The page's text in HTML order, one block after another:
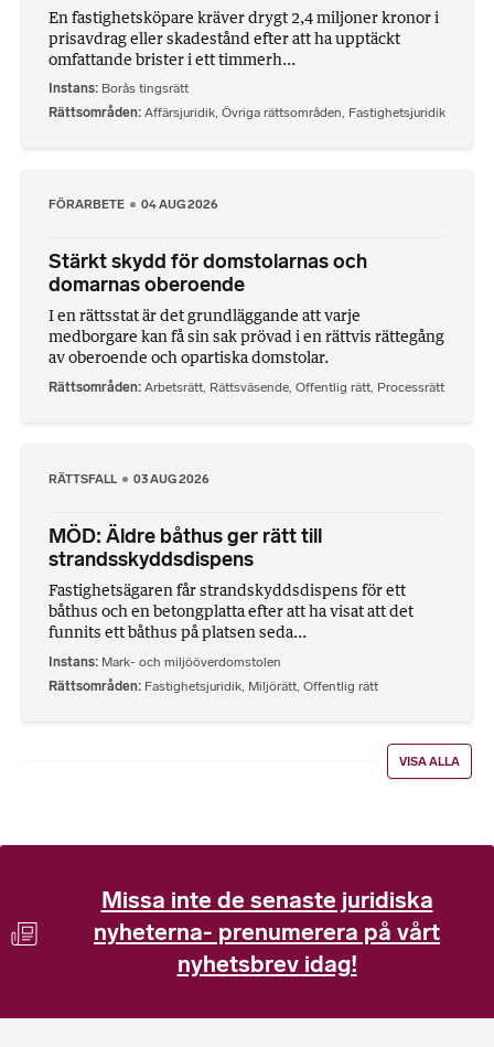
En fastighetsköpare kräver drygt 2,4 miljoner kronor i
prisavdrag eller skadestånd efter att ha upptäckt
omfattande brister i ett timmerh...
Instans Borås tingsrätt
Rättsområden Affärsjuridik, Övriga rättsområden, Fastighetsjuridik
FÖRARBETE 04 AUG 2026
Stärkt skydd för domstolarnas och
domarnas oberoende
I en rättsstat är det grundläggande att varje
medborgare kan få sin sak prövad i en rättvis rättegång
av oberoende och opartiska domstolar.
Rättsområden Arbetsrätt, Rättsväsende, Offentlig rätt, Processrätt
RÄTTSFALL 03 AUG 2026
MÖD: Äldre båthus ger rätt till
strandsskyddsdispens
Fastighetsägaren får strandskyddsdispens för ett
båthus och en betongplatta efter att ha visat att det
funnits ett båthus på platsen seda...
Instans Mark- och miljööverdomstolen
Rättsområden Fastighetsjuridik Miljörätt Offentlig rätt
VISA ALLA
Missa inte de senaste juridiska
nyheterna- prenumerera på vårt
nyhetsbrev idag!